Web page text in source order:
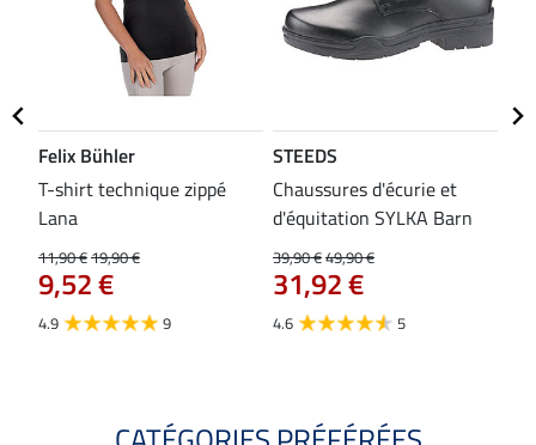
Felix Bühler
T-shirt technique zippé
Lana
11,90 €19,90 €
9,52 €
4.9 9
STEEDS
Chaussures d'écurie et
d'équitation SYLKA Barn
39,90 €49,90 €
31,92 €
4.6 5